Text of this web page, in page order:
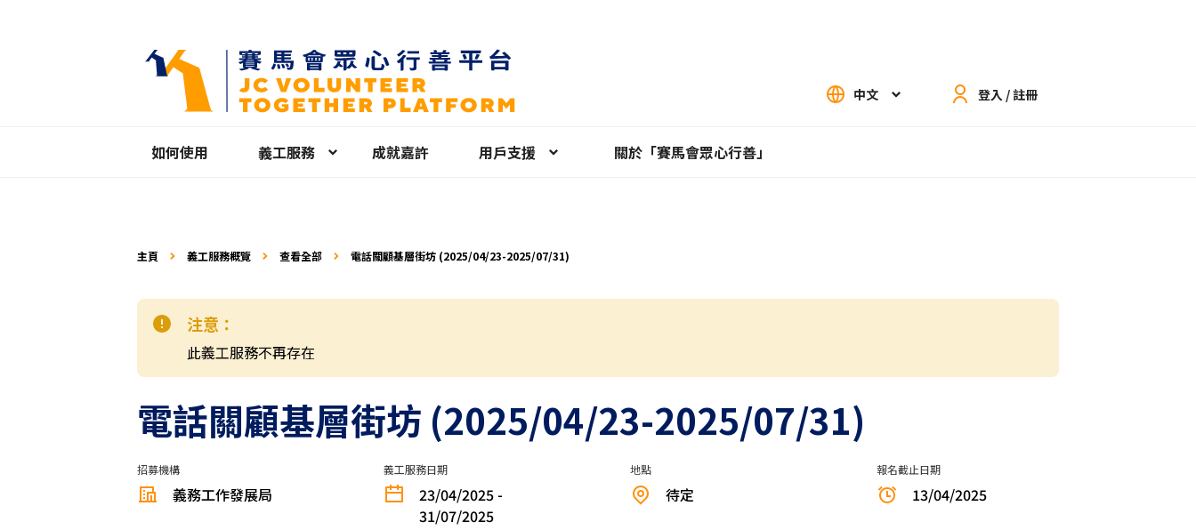
中文 登入 / 註冊
如何使用 義工服務 成就嘉許 用戶支援 關於「賽馬會眾心行善」
主頁 義工服務概覽 查看全部 電話關顧基層街坊 (2025/04/23-2025/07/31)
注意：
此義工服務不再存在
電話關顧基層街坊 (2025/04/23-2025/07/31)
招募機構
義務工作發展局
義工服務日期
23/04/2025 -
31/07/2025
地點
待定
報名截止日期
13/04/2025